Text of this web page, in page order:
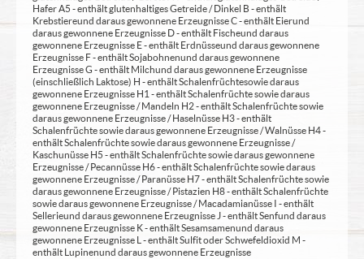
Hafer A5 - enthält glutenhaltiges Getreide / Dinkel B - enthält
Krebstiere und daraus gewonnene Erzeugnisse C - enthält Eier und
daraus gewonnene Erzeugnisse D - enthält Fische und daraus
gewonnene Erzeugnisse E - enthält Erdnüsse und daraus gewonnene
Erzeugnisse F - enthält Sojabohnen und daraus gewonnene
Erzeugnisse G - enthält Milch und daraus gewonnene Erzeugnisse
(einschließlich Laktose) H - enthält Schalenfrüchte sowie daraus
gewonnene Erzeugnisse H1 - enthält Schalenfrüchte sowie daraus
gewonnene Erzeugnisse / Mandeln H2 - enthält Schalenfrüchte sowie
daraus gewonnene Erzeugnisse / Haselnüsse H3 - enthält
Schalenfrüchte sowie daraus gewonnene Erzeugnisse / Walnüsse H4 -
enthält Schalenfrüchte sowie daraus gewonnene Erzeugnisse /
Kaschunüsse H5 - enthält Schalenfrüchte sowie daraus gewonnene
Erzeugnisse / Pecannüsse H6 - enthält Schalenfrüchte sowie daraus
gewonnene Erzeugnisse / Paranüsse H7 - enthält Schalenfrüchte sowie
daraus gewonnene Erzeugnisse / Pistazien H8 - enthält Schalenfrüchte
sowie daraus gewonnene Erzeugnisse / Macadamianüsse I - enthält
Sellerie und daraus gewonnene Erzeugnisse J - enthält Senf und daraus
gewonnene Erzeugnisse K - enthält Sesamsamen und daraus
gewonnene Erzeugnisse L - enthält Sulfit oder Schwefeldioxid M -
enthält Lupinen und daraus gewonnene Erzeugnisse